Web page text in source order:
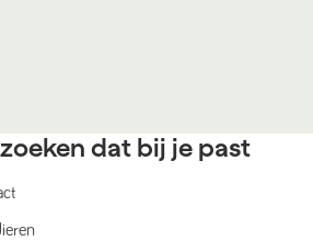
dat bij je past